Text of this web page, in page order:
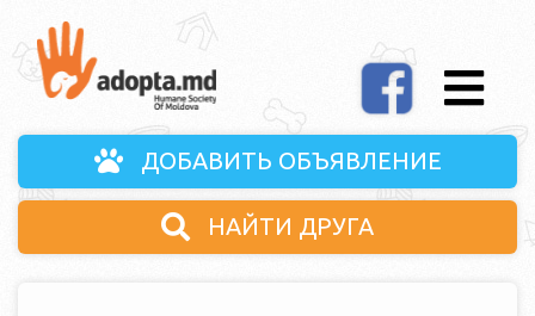
ДОБАВИТЬ ОБЪЯВЛЕНИЕ
НАЙТИ ДРУГА